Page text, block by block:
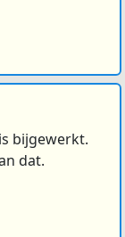
bijgewerkt.
dat.